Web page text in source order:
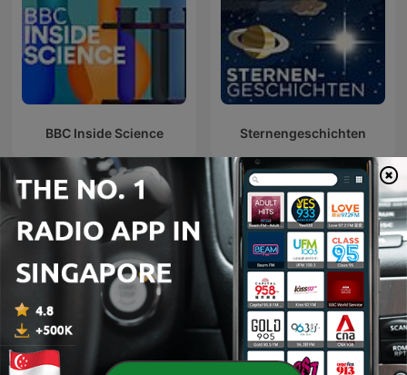
BBC Inside Science Sternengeschichten